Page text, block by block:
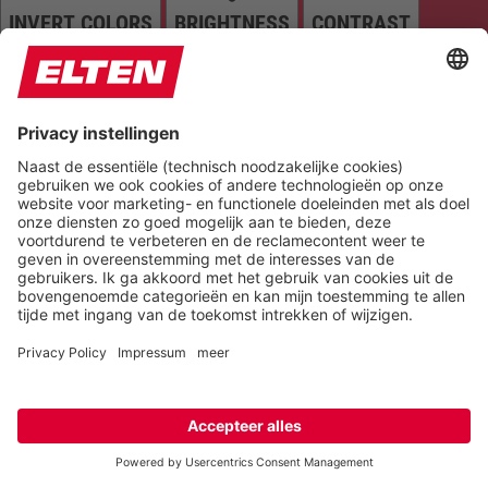
INVERT COLORS BRIGHTNESS CONTRAST
GRAYSCALE SATURATION
Orientation
READING LINE KEYBOARD NAVIGATION